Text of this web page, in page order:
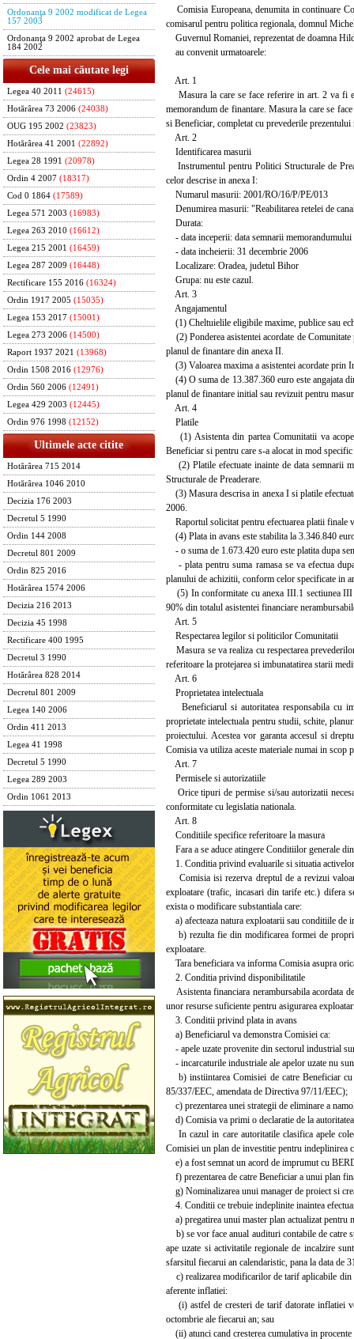
Ordonanţa 9 2002 modificat de Legea
157 2003
Ordonanţa 9 2002 aprobat de Legea
184 2002
Cele mai căutate legi
Legea 40 2011 (24615)
Hotărârea 73 2006 (24038)
OUG 195 2002 (23823)
Hotărârea 41 2001 (22892)
Legea 28 1991 (20978)
Ordin 4 2007 (18317)
Cod 0 1864 (17589)
Legea 571 2003 (16983)
Legea 263 2010 (16612)
Legea 215 2001 (16459)
Legea 287 2009 (16448)
Rectificare 155 2016 (16324)
Ordin 1917 2005 (15035)
Legea 153 2017 (15001)
Legea 273 2006 (14500)
Raport 1937 2021 (13968)
Ordin 1508 2016 (12976)
Ordin 560 2006 (12491)
Legea 429 2003 (12445)
Ordin 976 1998 (12152)
Ultimele acte citite
Hotărârea 715 2014
Hotărârea 1046 2010
Decizia 176 2003
Decretul 5 1990
Ordin 144 2008
Decretul 801 2009
Ordin 825 2016
Hotărârea 1574 2006
Decizia 216 2013
Decizia 45 1998
Rectificare 400 1995
Decretul 3 1990
Hotărârea 828 2014
Decretul 801 2009
Legea 140 2006
Ordin 411 2013
Legea 41 1998
Decretul 5 1990
Legea 289 2003
Ordin 1061 2013
Comisia Europeana, denumita in continuare
comisarul pentru politica regionala, domnul
Guvernul Romaniei, reprezentat de doamna
au convenit urmatoarele:
Art. 1
Masura la care se face referire in art. 2 va fi
memorandum de finantare. Masura la care se
si Beneficiar, completat cu prevederile
Art. 2
Identificarea masurii
Instrumentul pentru Politici Structurale de
celor descrise in anexa I:
Numarul masurii: 2001/RO/16/P/PE/013
Denumirea masurii: "Reabilitarea retelei de
Durata:
- data inceperii: data semnarii memorandumului
- data incheierii: 31 decembrie 2006
Localizare: Oradea, judetul Bihor
Grupa: nu este cazul.
Art. 3
Angajamentul
(1) Cheltuielile eligibile maxime, publice sau
(2) Ponderea asistentei acordate de
planul de finantare din anexa II.
(3) Valoarea maxima a asistentei acordate prin
(4) O suma de 13.387.360 euro este angajata
planul de finantare initial sau revizuit pentru
Art. 4
Platile
(1) Asistenta din partea Comunitatii va
Beneficiar si pentru care s-a alocat in mod
(2) Platile efectuate inainte de data semnarii
Structurale de Preaderare.
(3) Masura descrisa in anexa I si platile
2006.
Raportul solicitat pentru efectuarea platii finale
(4) Plata in avans este stabilita la 3.346.840
- o suma de 1.673.420 euro este platita dupa
- plata pentru suma ramasa se va efectua
planului de achizitii, conform celor specificate in
(5) In conformitate cu anexa III.1 sectiunea III
90% din totalul asistentei financiare
Art. 5
Respectarea legilor si politicilor Comunitatii
Masura se va realiza cu respectarea
referitoare la protejarea si imbunatatirea starii
Art. 6
Proprietatea intelectuala
Beneficiarul si autoritatea responsabila cu
proprietate intelectuala pentru studii, schite,
proiectului. Acestea vor garanta accesul si
Comisia va utiliza aceste materiale numai in scop
Art. 7
Permisele si autorizatiile
Orice tipuri de permise si/sau autorizatii
conformitate cu legislatia nationala.
Art. 8
Conditiile specifice referitoare la masura
Fara a se aduce atingere Conditiilor generale
1. Conditia privind evaluarile si situatia activelor
Comisia isi rezerva dreptul de a revizui
exploatare (trafic, incasari din tarife etc.) difera
exista o modificare substantiala care:
a) afecteaza natura exploatarii sau conditiile de
b) rezulta fie din modificarea formei de
exploatare.
Tara beneficiara va informa Comisia asupra
2. Conditia privind disponibilitatile
Asistenta financiara nerambursabila acordata
unor resurse suficiente pentru asigurarea
3. Conditii privind plata in avans
a) Beneficiarul va demonstra Comisiei ca:
- apele uzate provenite din sectorul industrial
- incarcaturile industriale ale apelor uzate nu
b) instiintarea Comisiei de catre Beneficiar cu
85/337/EEC, amendata de Directiva 97/11/EEC);
c) prezentarea unei strategii de eliminare a
d) Comisia va primi o declaratie de la
In cazul in care autoritatile clasifica apele
Comisiei un plan de investitie pentru indeplinirea
e) a fost semnat un acord de imprumut cu
f) prezentarea de catre Beneficiar a unui plan
g) Nominalizarea unui manager de proiect si
4. Conditii ce trebuie indeplinite inaintea
a) pregatirea unui master plan actualizat pentru
b) se vor face anual audituri contabile de catre
ape uzate si activitatile regionale de incalzire
sfarsitul fiecarui an calendaristic, pana la data de
c) realizarea modificarilor de tarif aplicabile din
aferente inflatiei:
(i) astfel de cresteri de tarif datorate inflatiei
octombrie ale fiecarui an; sau
(ii) atunci cand cresterea cumulativa in procente